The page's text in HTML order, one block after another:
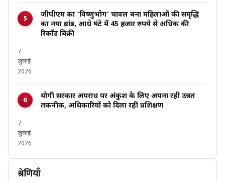
जीपीएम का ‘विष्णुभोग’ चावल बना महिलाओं की समृद्धि
का नया ब्रांड, आधे घंटे में 45 हजार रुपये से अधिक की
रिकॉर्ड बिक्री
7
जुलाई
2026
योगी सरकार अपराध पर अंकुश के लिए अपना रही उन्नत
तकनीक, अधिकारियों को दिला रही प्रशिक्षण
7
जुलाई
2026
श्रेणियाँ